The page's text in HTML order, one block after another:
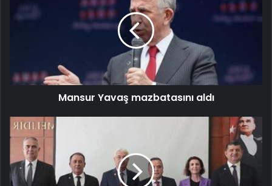
Mansur Yavaş mazbatasını aldı